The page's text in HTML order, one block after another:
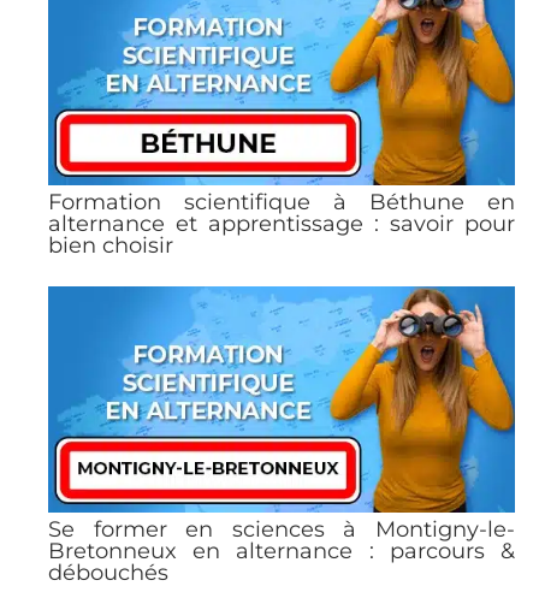
Formation scientifique à Béthune en
alternance et apprentissage : savoir pour
bien choisir
Se former en sciences à Montigny-le-
Bretonneux en alternance : parcours &
débouchés